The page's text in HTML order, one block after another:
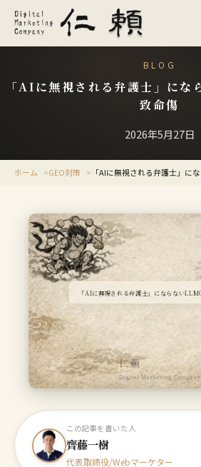
BLOG
「AIに無視される弁護士」に
致命傷
2026年5月27日
ホーム GEO対策 「AIに無視される弁護士」に
「AIに無視される弁護士」にならない
仁頼
Digital Marketing Company
この記事を書いた人
齊藤一樹
代表取締役/Webマーケター